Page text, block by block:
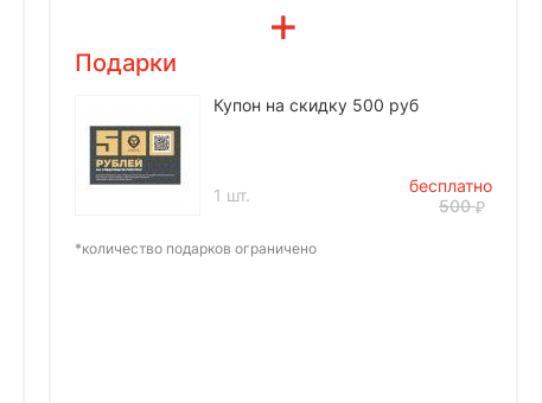
Подарки
Купон на скидку 500 руб
1 шт.
бесплатно
500
*количество подарков ограничено